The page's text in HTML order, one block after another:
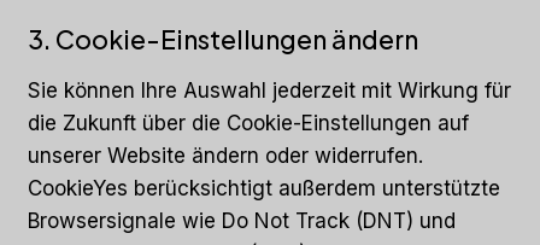
3. Cookie-Einstellungen ändern
Sie können Ihre Auswahl jederzeit mit Wirkung für
die Zukunft über die Cookie-Einstellungen auf
unserer Website ändern oder widerrufen.
CookieYes berücksichtigt außerdem unterstützte
Browsersignale wie Do Not Track (DNT) und